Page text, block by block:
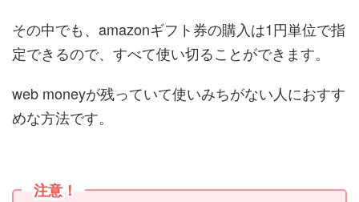
その中でも、amazonギフト券の購入は1円単位で指
定できるので、すべて使い切ることができます。
web moneyが残っていて使いみちがない人におすす
めな方法です。
注意！